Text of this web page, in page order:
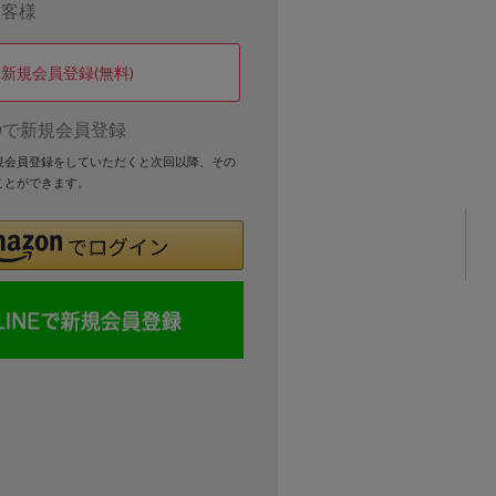
様
新規会員登録(無料)
新規会員登録
員登録をしていただくと次回以降、その
ができます。